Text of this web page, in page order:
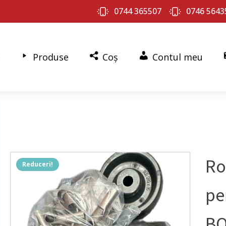
0744 365507 0746
Produse Coș Contul meu
Reduceri!